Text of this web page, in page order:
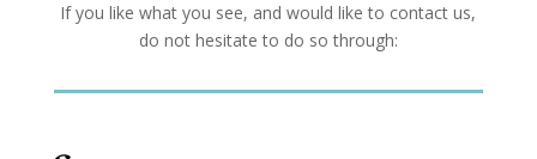
If you like what you see, and would like to contact us,
do not hesitate to do so through: